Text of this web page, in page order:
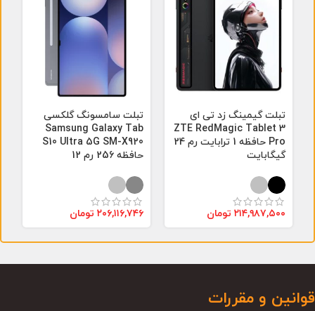
تبلت گیمینگ زد تی ای
ZTE RedMagic Tablet 3
Pro حافظه 1 ترابایت رم 24
گیگابایت
۲۱۴,۹۸۷,۵۰۰ تومان
تبلت سامسونگ گلکسی
Samsung Galaxy Tab
S10 Ultra 5G SM-X920
حافظه 256 رم 12
۲۰۶,۱۱۶,۷۴۶ تومان
قوانین و مقررات